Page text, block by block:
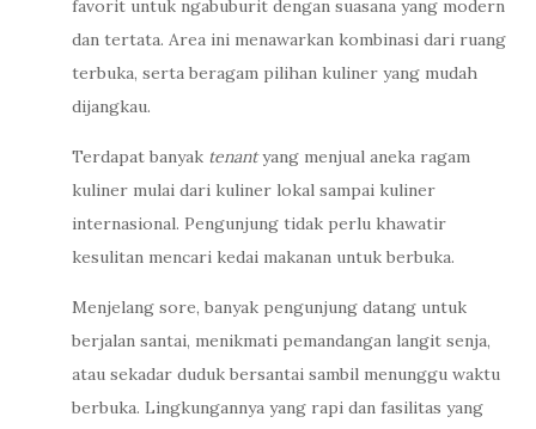
favorit untuk ngabuburit dengan suasana yang modern
dan tertata. Area ini menawarkan kombinasi dari ruang
terbuka, serta beragam pilihan kuliner yang mudah
dijangkau.
Terdapat banyak tenantyang menjual aneka ragam
kuliner mulai dari kuliner lokal sampai kuliner
internasional. Pengunjung tidak perlu khawatir
kesulitan mencari kedai makanan untuk berbuka.
Menjelang sore, banyak pengunjung datang untuk
berjalan santai, menikmati pemandangan langit senja,
atau sekadar duduk bersantai sambil menunggu waktu
berbuka. Lingkungannya yang rapi dan fasilitas yang